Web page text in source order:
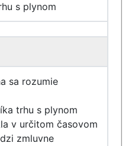
s plynom
sa rozumie
trhu s plynom
v určitom časovom
zmluvne